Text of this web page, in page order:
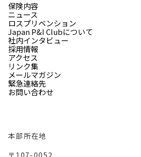
本部所在地
保険内容
社内インタビュー
緊急連絡先
ニュース
採用情報
リンク集
ロスプリベンション
アクセス
メールマガジン
Japan P&I Clubについて
お問い合わせ